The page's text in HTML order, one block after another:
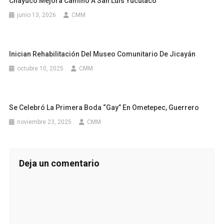
junio 13, 2026 CMM
Inician Rehabilitación Del Museo Comunitario De Jicayán
octubre 10, 2025 CMM
Se Celebró La Primera Boda “gay” En Ometepec, Guerrero
noviembre 23, 2025 CMM
Deja un comentario